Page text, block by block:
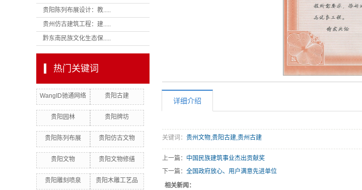
贵阳陈列布展设计：教.....
贵州仿古建筑工程：建.....
黔东南民族文化生态保.....
热门关键词
WangID驰通网络 贵阳古建
贵阳园林 贵阳牌坊
贵阳陈列布展 贵阳仿古文物
贵阳文物 贵阳文物修缮
贵阳雕刻喷泉 贵阳木雕工艺品
详细介绍
关键词： 贵州文物,贵阳古建,贵州古建
上一篇： 中国民族建筑事业杰出贡献奖
下一篇： 全国政府放心、用户满意先进单位
相关新闻：